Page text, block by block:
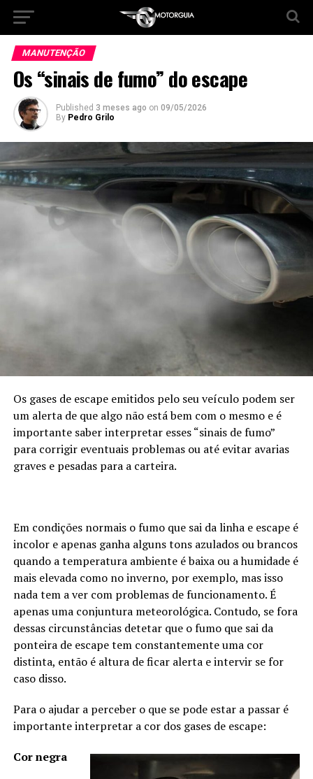
MANUTENÇÃO
Os “sinais de fumo” do escape
Published 3 meses ago on 09/05/2026
By Pedro Grilo
Os gases de escape emitidos pelo seu veículo podem ser
um alerta de que algo não está bem com o mesmo e é
importante saber interpretar esses “sinais de fumo”
para corrigir eventuais problemas ou até evitar avarias
graves e pesadas para a carteira.
Em condições normais o fumo que sai da linha e escape é
incolor e apenas ganha alguns tons azulados ou brancos
quando a temperatura ambiente é baixa ou a humidade é
mais elevada como no inverno, por exemplo, mas isso
nada tem a ver com problemas de funcionamento. É
apenas uma conjuntura meteorológica. Contudo, se fora
dessas circunstâncias detetar que o fumo que sai da
ponteira de escape tem constantemente uma cor
distinta, então é altura de ficar alerta e intervir se for
caso disso.
Para o ajudar a perceber o que se pode estar a passar é
importante interpretar a cor dos gases de escape:
Cor negra